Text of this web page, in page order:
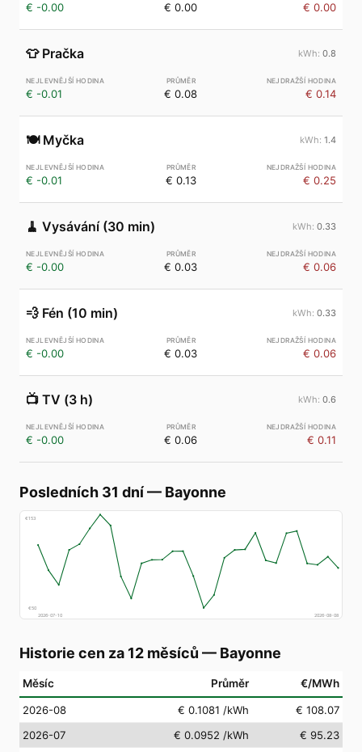
€ -0.00 € 0.00 € 0.00
👕 Pračka 0.8
€ -0.01 € 0.08 € 0.14
🍽️ Myčka 1.4
€ -0.01 € 0.13 € 0.25
🧹 Vysávání (30 min) 0.33
€ -0.00 € 0.03 € 0.06
💨 Fén (10 min) 0.33
€ -0.00 € 0.03 € 0.06
📺 TV (3 h) 0.6
€ -0.00 € 0.06 € 0.11
Posledních 31 dní— Bayonne
€153
€50
2026-07-10
2026-08-08
Historie cen za 12 měsíců — Bayonne
Měsíc Průměr €/MWh
2026-08 € 0.1081 /kWh
€ 108.07
2026-07
€ 0.0952 /kWh
€ 95.23